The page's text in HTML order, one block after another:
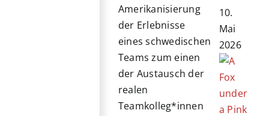
Amerikanisierung
der Erlebnisse
eines schwedischen
Teams zum einen
der Austausch der
realen
Teamkolleg*innen
10.
Mai
2026